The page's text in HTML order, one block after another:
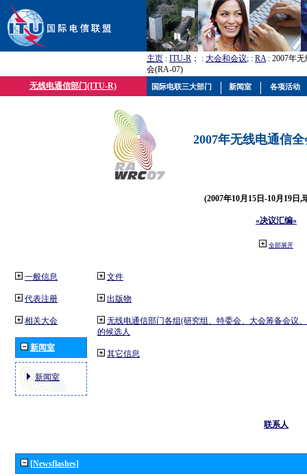
主页 : ITU-R ； : 大会和会议; : RA: 2007年
会(RA-07)
无线电通信部门(ITU-R)
2007年无线电通信
(2007年10月15日-10月19日,
«决议汇编»
全部展开
一般信息
代表注册
相关大会
新闻室
新闻室
文件
出版物
无线电通信部门各组(研究组、特委会、大会筹备会议
的候选人
其它信息
联系人
[Newsflashes]
国际电联三大部门 新闻室 各项活动